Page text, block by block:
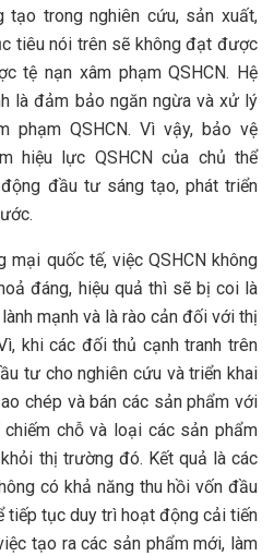
trong nghiên cứu, sản xuất,
tiêu nói trên sẽ không đạt được
tệ nạn xâm phạm QSHCN. Hệ
là đảm bảo ngăn ngừa và xử lý
phạm QSHCN. Vì vậy, bảo vệ
hiệu lực QSHCN của chủ thể
đầu tư sáng tạo, phát triển
quốc tế, việc QSHCN không
đáng, hiệu quả thì sẽ bị coi là
mạnh và là rào cản đối với thị
khi các đối thủ cạnh tranh trên
tư cho nghiên cứu và triển khai
chép và bán các sản phẩm với
chỗ và loại các sản phẩm
thị trường đó. Kết quả là các
có khả năng thu hồi vốn đầu
tiếp tục duy trì hoạt động cải tiến
tạo ra các sản phẩm mới, làm